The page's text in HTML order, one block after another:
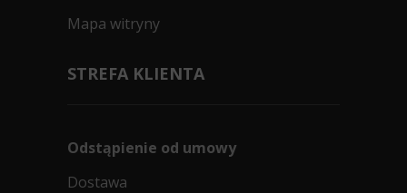
Mapa witryny
STREFA KLIENTA
Odstąpienie od umowy
Dostawa